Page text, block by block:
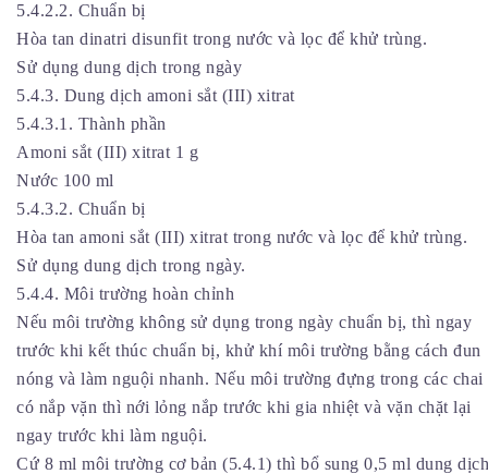
5.4.2.2. Chuẩn bị
Hòa tan dinatri disunfit trong nước và lọc để khử trùng.
Sử dụng dung dịch trong ngày
5.4.3. Dung dịch amoni sắt (III) xitrat
5.4.3.1. Thành phần
Amoni sắt (III) xitrat 1 g
Nước 100 ml
5.4.3.2. Chuẩn bị
Hòa tan amoni sắt (III) xitrat trong nước và lọc để khử trùng.
Sử dụng dung dịch trong ngày.
5.4.4. Môi trường hoàn chỉnh
Nếu môi trường không sử dụng trong ngày chuẩn bị, thì ngay
trước khi kết thúc chuẩn bị, khử khí môi trường bằng cách đun
nóng và làm nguội nhanh. Nếu môi trường đựng trong các chai
có nắp vặn thì nới lỏng nắp trước khi gia nhiệt và vặn chặt lại
ngay trước khi làm nguội.
Cứ 8 ml môi trường cơ bản (5.4.1) thì bổ sung 0,5 ml dung dịch